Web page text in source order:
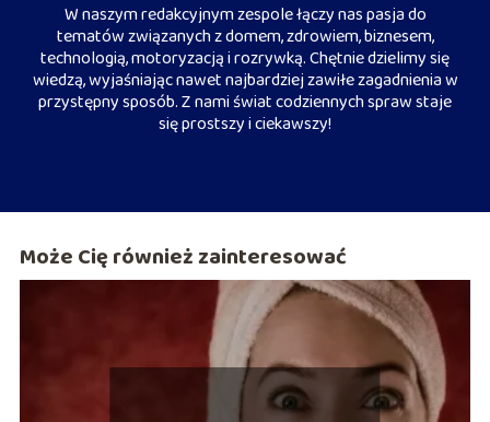
W naszym redakcyjnym zespole łączy nas pasja do
tematów związanych z domem, zdrowiem, biznesem,
technologią, motoryzacją i rozrywką. Chętnie dzielimy się
wiedzą, wyjaśniając nawet najbardziej zawiłe zagadnienia w
przystępny sposób. Z nami świat codziennych spraw staje
się prostszy i ciekawszy!
Może Cię również zainteresować